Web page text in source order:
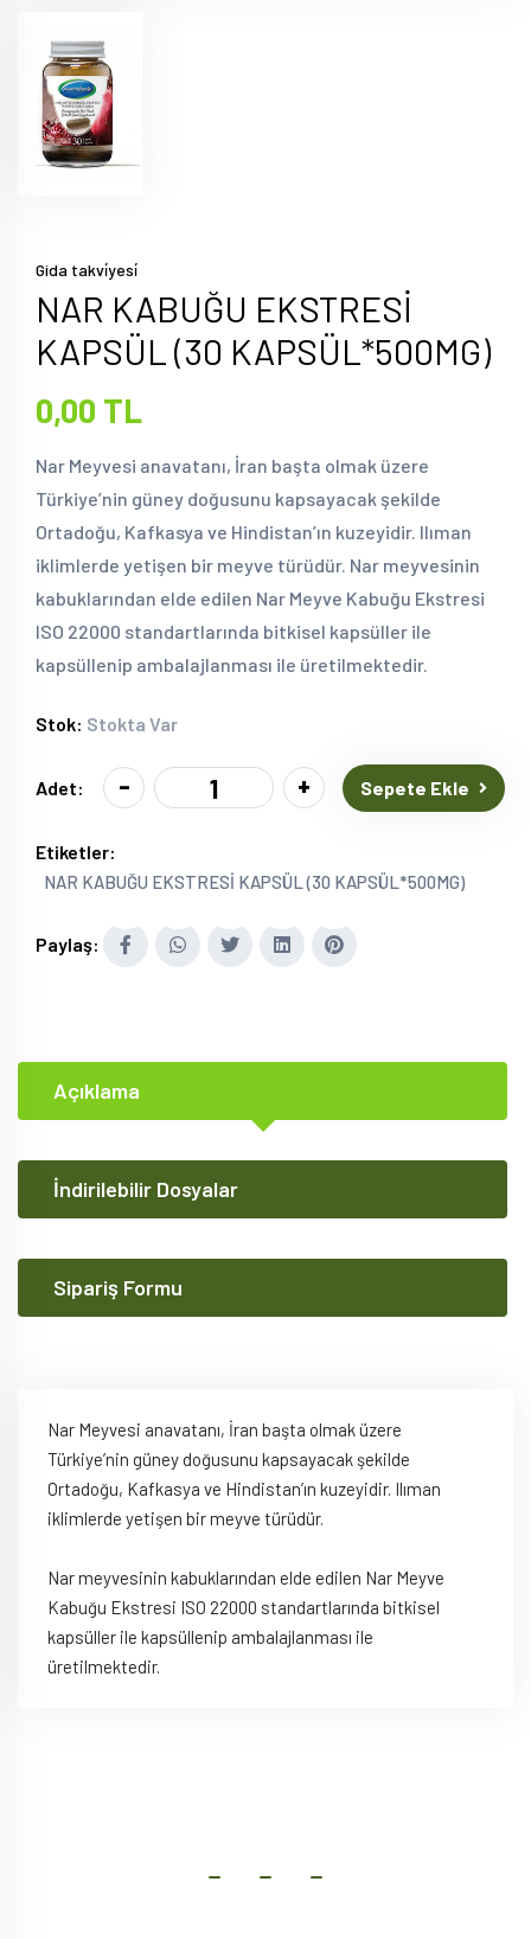
Gida takvi̇yesi̇
NAR KABUĞU EKSTRESİ
KAPSÜL (30 KAPSÜL*500MG)
0,00 TL
Nar Meyvesi anavatanı, İran başta olmak üzere
Türkiye’nin güney doğusunu kapsayacak şekilde
Ortadoğu, Kafkasya ve Hindistan’ın kuzeyidir. Ilıman
iklimlerde yetişen bir meyve türüdür. Nar meyvesinin
kabuklarından elde edilen Nar Meyve Kabuğu Ekstresi
ISO 22000 standartlarında bitkisel kapsüller ile
kapsüllenip ambalajlanması ile üretilmektedir.
Stok: Stokta Var
Adet: - + Sepete Ekle
Etiketler:
NAR KABUĞU EKSTRESİ KAPSÜL (30 KAPSÜL*500MG)
Paylaş:
Açıklama
İndirilebilir Dosyalar
Sipariş Formu
Nar Meyvesi anavatanı, İran başta olmak üzere
Türkiye’nin güney doğusunu kapsayacak şekilde
Ortadoğu, Kafkasya ve Hindistan’ın kuzeyidir. Ilıman
iklimlerde yetişen bir meyve türüdür.
Nar meyvesinin kabuklarından elde edilen Nar Meyve
Kabuğu Ekstresi ISO 22000 standartlarında bitkisel
kapsüller ile kapsüllenip ambalajlanması ile
üretilmektedir.